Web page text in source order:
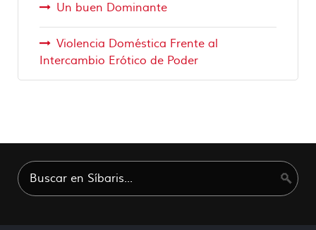
Un buen Dominante
Violencia Doméstica Frente al
Intercambio Erótico de Poder